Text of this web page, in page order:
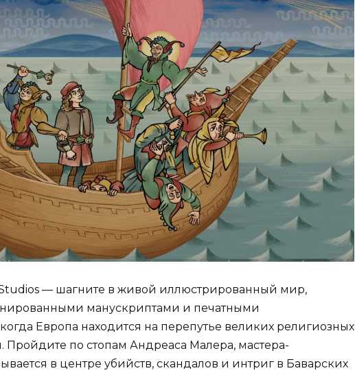
Studios — шагните в живой иллюстрированный мир,
манускриптами и печатными
Европа находится на перепутье великих религиозных
Пройдите по стопам Андреаса Малера, мастера-
в центре убийств, скандалов и интриг в Баварских